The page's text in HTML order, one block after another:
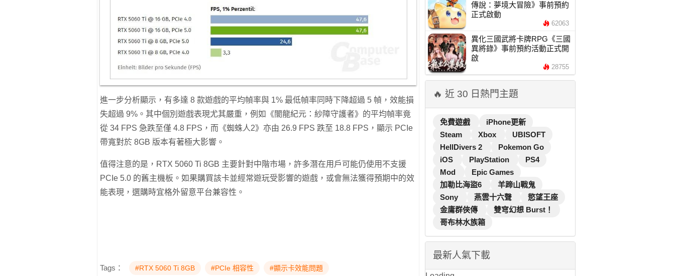
進一步分析顯示，有多達 8 款遊戲的平均幀率與 1% 最低幀率同時下降超過 5 幀，效能損
失超過 9%。其中個別遊戲表現尤其嚴重，例如《闇龍紀元：紗障守護者》的平均幀率竟
從 34 FPS 急跌至僅 4.8 FPS，而《蜘蛛人2》亦由 26.9 FPS 跌至 18.8 FPS，顯示 PCIe
帶寬對於 8GB 版本有著極大影響。
值得注意的是，RTX 5060 Ti 8GB 主要針對中階市場，許多潛在用戶可能仍使用不支援
PCIe 5.0 的舊主機板。如果購買該卡並經常遊玩受影響的遊戲，或會無法獲得預期中的效
能表現，選購時宜格外留意平台兼容性。
Tags： #RTX 5060 Ti 8GB #PCIe 相容性 #顯示卡效能問題
傳說：夢境大冒險》事前預約
正式啟動
62063
異化三國武將卡牌RPG《三國
異將錄》事前預約活動正式開
啟
28755
🔥 近 30 日熱門主題
免費遊戲
iPhone更新
Steam
Xbox
UBISOFT
HellDivers 2
Pokemon Go
iOS
PlayStation
PS4
Mod
Epic Games
加勒比海盜6
羊蹄山戰鬼
Sony
燕雲十六聲
慾望王座
金庸群俠傳
雙穹幻想 Burst！
哥布林水族箱
最新人氣下載